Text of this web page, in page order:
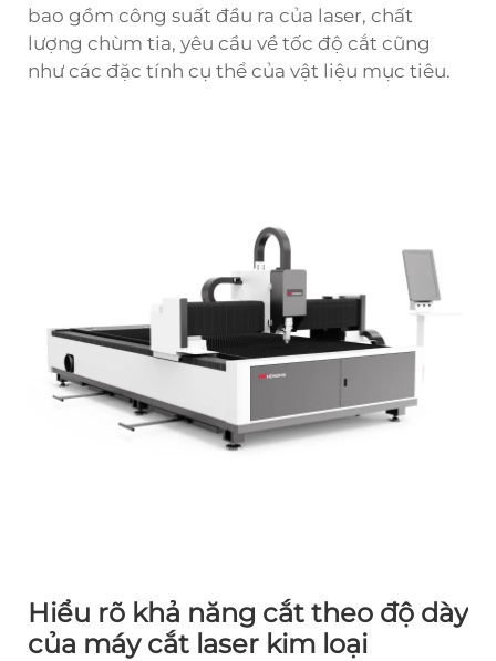
bao gồm công suất đầu ra của laser, chất
lượng chùm tia, yêu cầu về tốc độ cắt cũng
như các đặc tính cụ thể của vật liệu mục tiêu.
Hiểu rõ khả năng cắt theo độ dày
của máy cắt laser kim loại